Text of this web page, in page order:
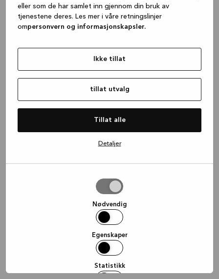
eller som de har samlet inn gjennom din bruk av
tjenestene deres. Les mer i våre retningslinjer
ompersonvern og informasjonskapsler.
Ikke tillat
tillat utvalg
Tillat alle
Detaljer
Nødvendig
Egenskaper
Statistikk
(see the browser console for more
information).